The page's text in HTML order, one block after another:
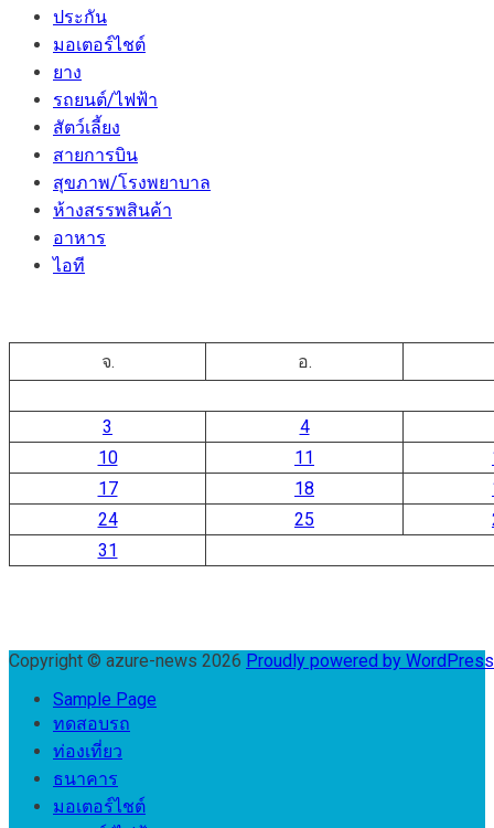
ประกัน
มอเตอร์ไชต์
ยาง
รถยนต์/ไฟฟ้า
สัตว์เลี้ยง
สายการบิน
สุขภาพ/โรงพยาบาล
ห้างสรรพสินค้า
อาหาร
ไอที
จ. อ.
3
4
10
11
17
18
24
25
31
Copyright © azure-news 2026 Proudly powered by
Sample Page
ทดสอบรถ
ท่องเที่ยว
ธนาคาร
มอเตอร์ไชต์